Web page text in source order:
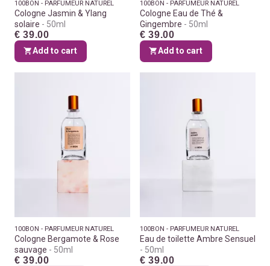
100BON - PARFUMEUR NATUREL
Cologne Jasmin & Ylang
solaire
50ml
€ 39.00
Add to cart
100BON - PARFUMEUR NATUREL
Cologne Eau de Thé &
Gingembre
50ml
€ 39.00
Add to cart
100BON - PARFUMEUR NATUREL
Cologne Bergamote & Rose
sauvage
50ml
€ 39.00
100BON - PARFUMEUR NATUREL
Eau de toilette Ambre Sensuel
50ml
€ 39.00